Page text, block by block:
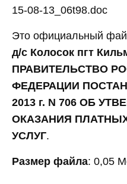
15-08-13_06t98.doc
Это официальный
д/с Колосок пгт
ПРАВИТЕЛЬСТВО
ФЕДЕРАЦИИ
2013 г. N 706 ОБ
ОКАЗАНИЯ
УСЛУГ.
Размер файла: 0,05